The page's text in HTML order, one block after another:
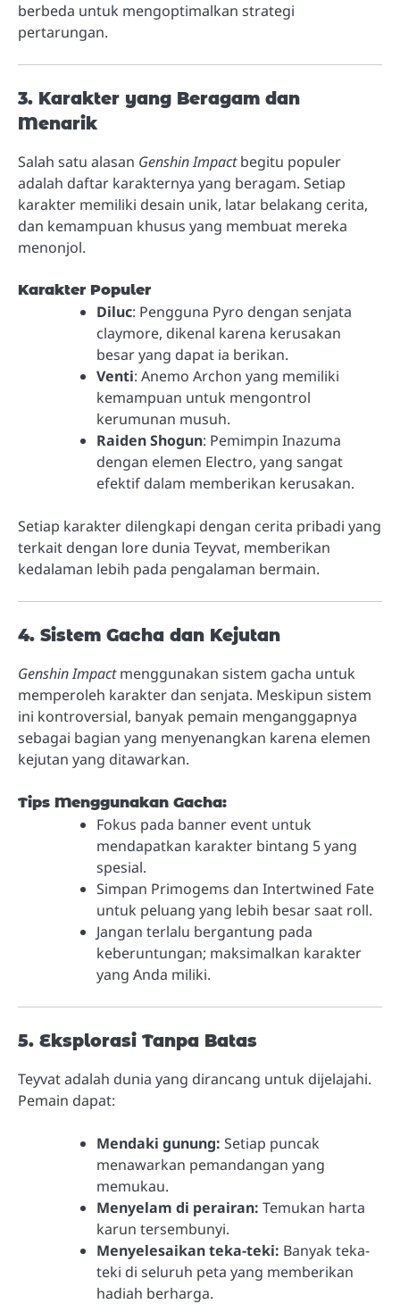
berbeda untuk mengoptimalkan strategi
pertarungan.
3. Karakter yang Beragam dan
Menarik
Salah satu alasan Genshin Impactbegitu populer
adalah daftar karakternya yang beragam. Setiap
karakter memiliki desain unik, latar belakang cerita,
dan kemampuan khusus yang membuat mereka
menonjol.
Karakter Populer
Diluc: Pengguna Pyro dengan senjata
claymore, dikenal karena kerusakan
besar yang dapat ia berikan.
Venti: Anemo Archon yang memiliki
kemampuan untuk mengontrol
kerumunan musuh.
Raiden Shogun: Pemimpin Inazuma
dengan elemen Electro, yang sangat
efektif dalam memberikan kerusakan.
Setiap karakter dilengkapi dengan cerita pribadi yang
terkait dengan lore dunia Teyvat, memberikan
kedalaman lebih pada pengalaman bermain.
4. Sistem Gacha dan Kejutan
Genshin Impactmenggunakan sistem gacha untuk
memperoleh karakter dan senjata. Meskipun sistem
ini kontroversial, banyak pemain menganggapnya
sebagai bagian yang menyenangkan karena elemen
kejutan yang ditawarkan.
Tips Menggunakan Gacha:
Fokus pada banner event untuk
mendapatkan karakter bintang 5 yang
spesial.
Simpan Primogems dan Intertwined Fate
untuk peluang yang lebih besar saat roll.
Jangan terlalu bergantung pada
keberuntungan; maksimalkan karakter
yang Anda miliki.
5. Eksplorasi Tanpa Batas
Teyvat adalah dunia yang dirancang untuk dijelajahi.
Pemain dapat:
Mendaki gunung: Setiap puncak
menawarkan pemandangan yang
memukau.
Menyelam di perairan: Temukan harta
karun tersembunyi.
Menyelesaikan teka-teki: Banyak teka-
teki di seluruh peta yang memberikan
hadiah berharga.